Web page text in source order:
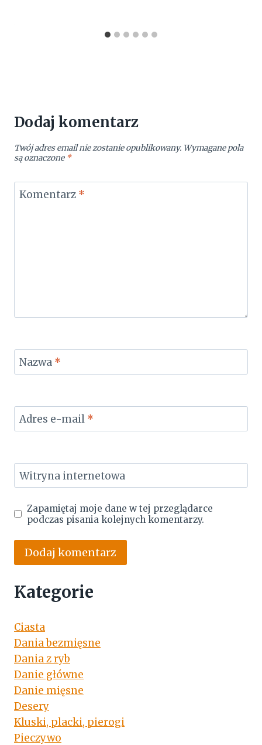
Dodaj komentarz
Twój adres email nie zostanie opublikowany. Wymagane pola
są oznaczone *
Komentarz *
Nazwa *
Adres e-mail *
Witryna internetowa
Zapamiętaj moje dane w tej przeglądarce
podczas pisania kolejnych komentarzy.
Kategorie
Ciasta
Dania bezmięsne
Dania z ryb
Danie główne
Danie mięsne
Desery
Kluski, placki, pierogi
Pieczywo